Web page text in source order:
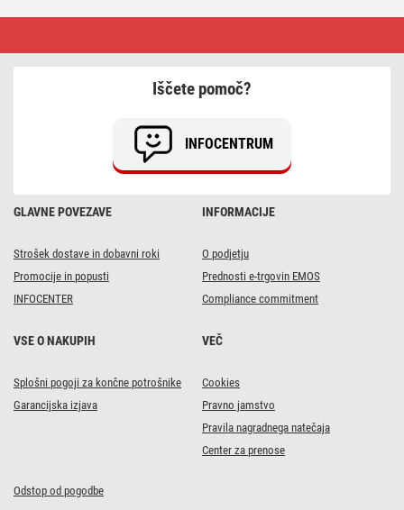
GLAVNE POVEZAVE
Strošek dostave in dobavni roki
Promocije in popusti
INFOCENTER
INFORMACIJE
O podjetju
Prednosti e-trgovin EMOS
Compliance commitment
VSE O NAKUPIH
Splošni pogoji za končne potrošnike
Garancijska izjava
VEČ
Cookies
Pravno jamstvo
Pravila nagradnega natečaja
Center za prenose
Odstop od pogodbe
Iščete pomoč?
INFOCENTRUM